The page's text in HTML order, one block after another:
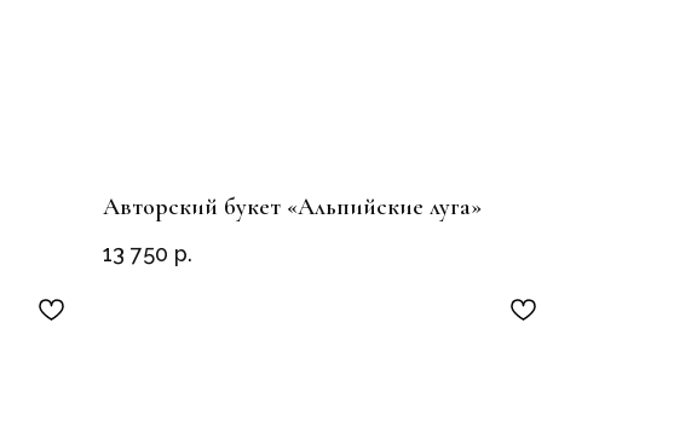
Авторский букет «Альпийские луга»
13 750 р.